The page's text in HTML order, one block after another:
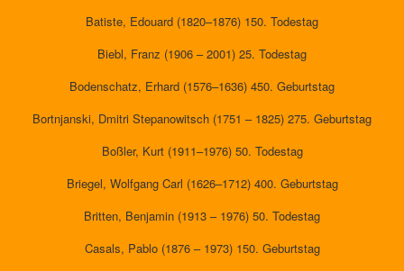
Batiste, Edouard (1820–1876) 150. Todestag
Biebl, Franz (1906 – 2001) 25. Todestag
Bodenschatz, Erhard (1576–1636) 450. Geburtstag
Bortnjanski, Dmitri Stepanowitsch (1751 – 1825) 275. Geburtstag
Boßler, Kurt (1911–1976) 50. Todestag
Briegel, Wolfgang Carl (1626–1712) 400. Geburtstag
Britten, Benjamin (1913 – 1976) 50. Todestag
Casals, Pablo (1876 – 1973) 150. Geburtstag